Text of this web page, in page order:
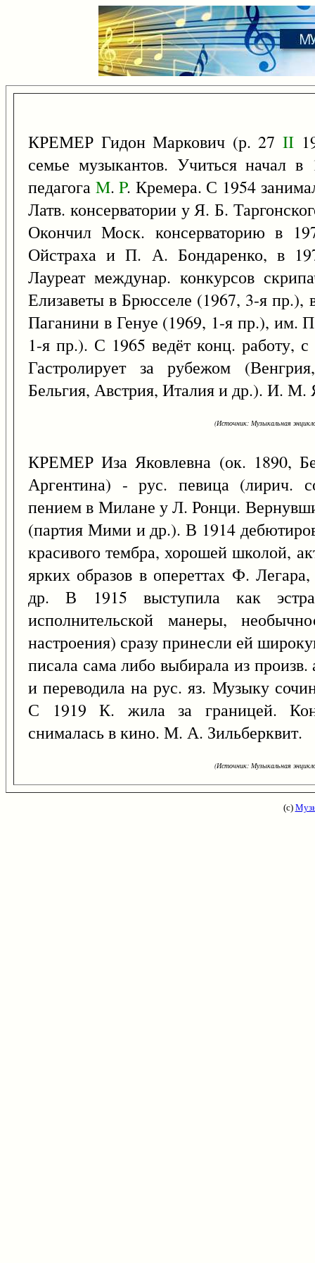
КРЕМЕР Гидон Маркович (р. 27 II
семье музыкантов. Учиться начал
педагога M.P. Кремера. С 1954
Латв. консерватории у Я. Б.
Окончил Моск. консерваторию в
Ойстраха и П. А. Бондаренко, в
Лауреат междунар. конкурсов
Елизаветы в Брюсселе (1967, 3-я
Паганини в Генуе (1969, 1-я пр.), им.
1-я пр.). С 1965 ведёт конц. работу,
Гастролирует за рубежом
Бельгия, Австрия, Италия и др.). И. М.
(Источник: Музыкальная
КРЕМЕР Иза Яковлевна (ок. 1890,
Аргентина) - рус. певица (лирич.
пением в Милане у Л. Ронци.
(партия Мими и др.). В 1914
красивого тембра, хорошей школой,
ярких образов в опереттах Ф.
др. В 1915 выступила как
исполнительской манеры,
настроения) сразу принесли ей
писала сама либо выбирала из
и переводила на рус. яз. Музыку
С 1919 К. жила за границей.
снималась в кино. М. А. Зильберквит.
(Источник: Музыкальная
(с)